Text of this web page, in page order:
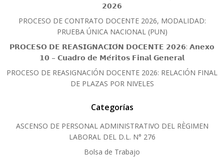
𝟮𝟬𝟮𝟲
PROCESO DE CONTRATO DOCENTE 2026, MODALIDAD:
PRUEBA ÚNICA NACIONAL (PUN)
𝗣𝗥𝗢𝗖𝗘𝗦𝗢 𝗗𝗘 𝗥𝗘𝗔𝗦𝗜𝗚𝗡𝗔𝗖𝗜𝗢́𝗡 𝗗𝗢𝗖𝗘𝗡𝗧𝗘 𝟮𝟬𝟮𝟲: 𝗔𝗻𝗲𝘅𝗼
𝟭𝟬 – 𝗖𝘂𝗮𝗱𝗿𝗼 𝗱𝗲 𝗠𝗲́𝗿𝗶𝘁𝗼𝘀 𝗙𝗶𝗻𝗮𝗹 𝗚𝗲𝗻𝗲𝗿𝗮𝗹
PROCESO DE REASIGNACIÓN DOCENTE 2026: RELACIÓN FINAL
DE PLAZAS POR NIVELES
Categorías
ASCENSO DE PERSONAL ADMINISTRATIVO DEL RÈGIMEN
LABORAL DEL D.L. N° 276
Bolsa de Trabajo